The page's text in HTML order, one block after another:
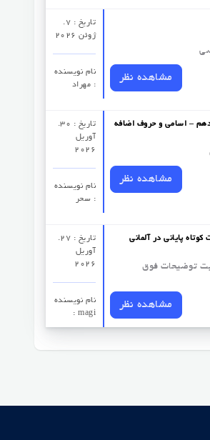
تاریخ : 7.
ژوئن 2026
نام نویسنده
: مهراد
مشاهده نظر
تاریخ : 30.
آوریل
2026
نام نویسنده
: سحر
– اسامی و حروف اضافه
مشاهده نظر
تاریخ : 27.
آوریل
2026
نام نویسنده
: magi
پایانی در آلمانی
توضیحات فوق
مشاهده نظر